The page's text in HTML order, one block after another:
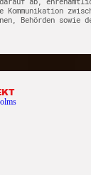
Kommunikation
Behörden sowie